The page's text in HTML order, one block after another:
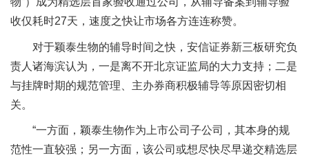
收仅耗时27天，速度之快让市场各方连连称赞。
对于颖泰生物的辅导时间之快，安信证券新三板研究负
责人诸海滨认为，一是离不开北京证监局的大力支持；二是
与挂牌时期的规范管理、主办券商积极辅导等原因密切相
关。
“一方面，颖泰生物作为上市公司子公司，其本身的规
范性一直较强；另一方面，该公司或想尽快尽早递交精选层